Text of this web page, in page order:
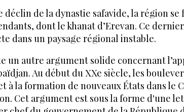
déclin de la dynastie safavide, la région
dont le khanat d’Erevan. Ce
dans un paysage régional instable.
un autre argument solide concernant
Au début du XXe siècle, les
à la formation de nouveaux États dans
Cet argument est sous la forme d'une